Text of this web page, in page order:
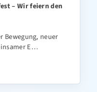
– Wir feiern den
Bewegung, neuer
E…